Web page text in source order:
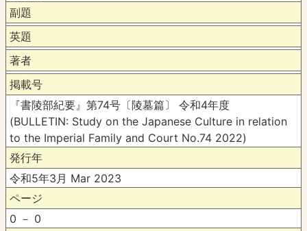
副題
英題
著者
掲載号
『書陵部紀要』第74号〔陵墓篇〕 令和4年度
(BULLETIN: Study on the Japanese Culture in relation
to the Imperial Family and Court No.74 2022)
発行年
令和5年3月 Mar 2023
ページ
0 － 0